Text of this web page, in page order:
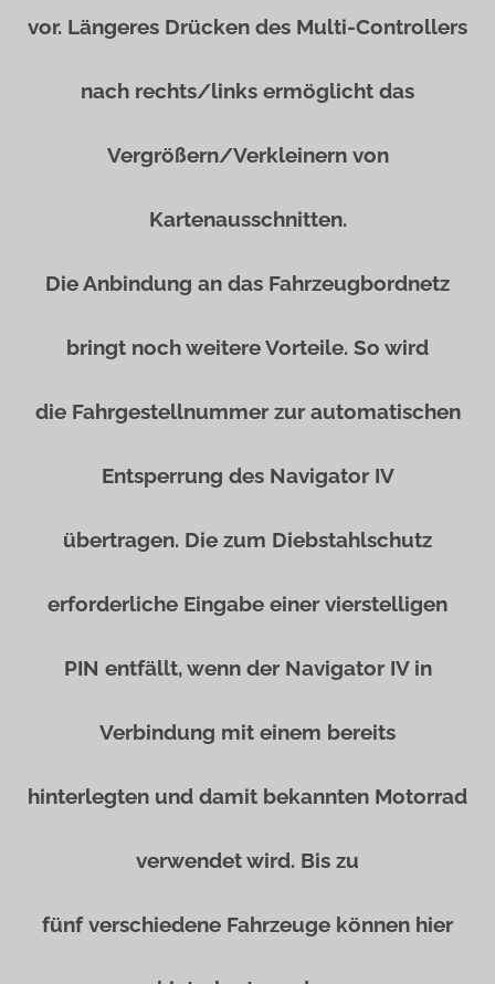
vor. Längeres Drücken des Multi-Controllers
nach rechts/links ermöglicht das
Vergrößern/Verkleinern von
Kartenausschnitten.
Die Anbindung an das Fahrzeugbordnetz
bringt noch weitere Vorteile. So wird
die Fahrgestellnummer zur automatischen
Entsperrung des Navigator IV
übertragen. Die zum Diebstahlschutz
erforderliche Eingabe einer vierstelligen
PIN entfällt, wenn der Navigator IV in
Verbindung mit einem bereits
hinterlegten und damit bekannten Motorrad
verwendet wird. Bis zu
fünf verschiedene Fahrzeuge können hier